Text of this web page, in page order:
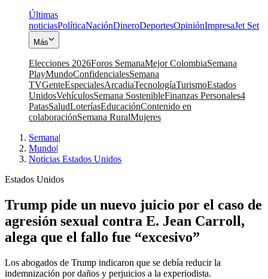
Últimas
noticiasPolíticaNaciónDineroDeportesOpiniónImpresaJet Set
Más
Elecciones 2026Foros SemanaMejor ColombiaSemana
PlayMundoConfidencialesSemana
TVGenteEspecialesArcadiaTecnologíaTurismoEstados
UnidosVehículosSemana SostenibleFinanzas Personales4
PatasSaludLoteríasEducaciónContenido en
colaboraciónSemana RuralMujeres
Semana|
Mundo|
Noticias Estados Unidos
Estados Unidos
Trump pide un nuevo juicio por el caso de
agresión sexual contra E. Jean Carroll,
alega que el fallo fue “excesivo”
Los abogados de Trump indicaron que se debía reducir la
indemnización por daños y perjuicios a la experiodista.